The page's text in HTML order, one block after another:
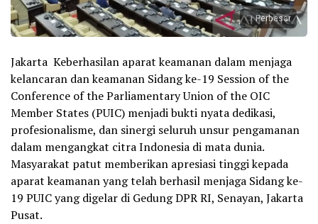
Perbesar
Jakarta  Keberhasilan aparat keamanan dalam menjaga
kelancaran dan keamanan Sidang ke-19 Session of the
Conference of the Parliamentary Union of the OIC
Member States (PUIC) menjadi bukti nyata dedikasi,
profesionalisme, dan sinergi seluruh unsur pengamanan
dalam mengangkat citra Indonesia di mata dunia.
Masyarakat patut memberikan apresiasi tinggi kepada
aparat keamanan yang telah berhasil menjaga Sidang ke-
19 PUIC yang digelar di Gedung DPR RI, Senayan, Jakarta
Pusat.